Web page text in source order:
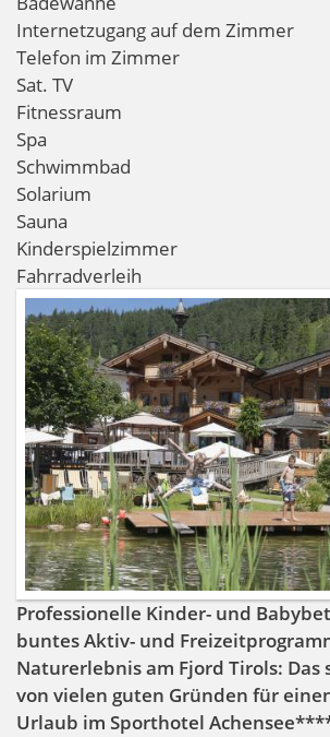
Internetzugang auf dem Zimmer
Telefon im Zimmer
Sat. TV
Fitnessraum
Spa
Schwimmbad
Solarium
Sauna
Kinderspielzimmer
Fahrradverleih
Professionelle Kinder- und
buntes Aktiv- und
Naturerlebnis am Fjord Tirols: Das
von vielen guten Gründen für
Urlaub im Sporthotel